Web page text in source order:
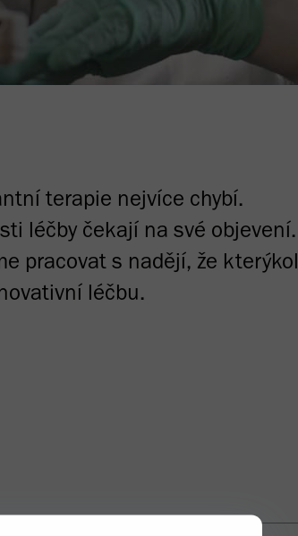
terapie nejvíce chybí.
léčby čekají na své
pracovat s nadějí, že
léčbu.